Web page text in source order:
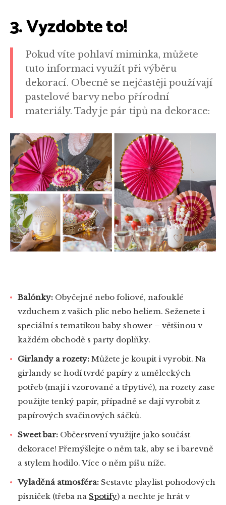
3. Vyzdobte to!
Pokud víte pohlaví miminka, můžete
tuto informaci využít při výběru
dekorací. Obecně se nejčastěji používají
pastelové barvy nebo přírodní
materiály. Tady je pár tipů na dekorace:
Balónky: Obyčejné nebo foliové, nafouklé
vzduchem z vašich plic nebo heliem. Seženete i
speciální s tematikou baby shower – většinou v
každém obchodě s party doplňky.
Girlandy a rozety: Můžete je koupit i vyrobit. Na
girlandy se hodí tvrdé papíry z uměleckých
potřeb (mají i vzorované a třpytivé), na rozety zase
použijte tenký papír, případně se dají vyrobit z
papírových svačinových sáčků.
Sweet bar: Občerstvení využijte jako součást
dekorace! Přemýšlejte o něm tak, aby se i barevně
a stylem hodilo. Více o něm píšu níže.
Vyladěná atmosféra: Sestavte playlist pohodových
písniček (třeba na Spotify) a nechte je hrát v